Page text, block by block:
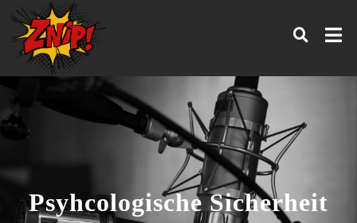
Psyhcologische Sicherheit